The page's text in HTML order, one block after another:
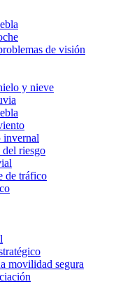
de visión
y nieve
invernal
riesgo
de tráfico
movilidad segura